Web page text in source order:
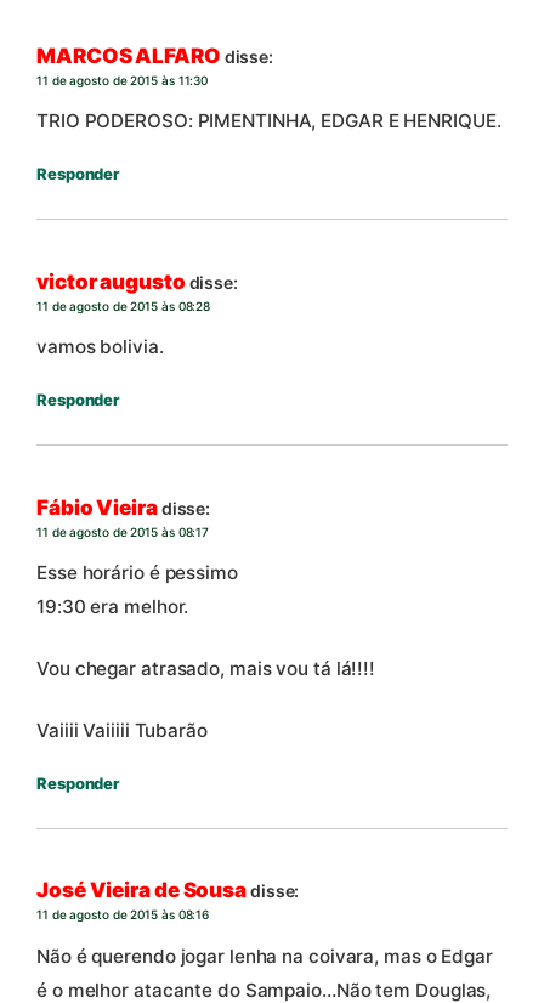
MARCOS ALFARO disse:
11 de agosto de 2015 às 11:30
TRIO PODEROSO: PIMENTINHA, EDGAR E HENRIQUE.
Responder
victor augusto disse:
11 de agosto de 2015 às 08:28
vamos bolivia.
Responder
Fábio Vieiradisse:
11 de agosto de 2015 às 08:17
Esse horário é pessimo
19:30 era melhor.
Vou chegar atrasado, mais vou tá lá!!!!
Vaiiii Vaiiiii Tubarão
Responder
José Vieira de Sousadisse:
11 de agosto de 2015 às 08:16
Não é querendo jogar lenha na coivara, mas o Edgar
é o melhor atacante do Sampaio…Não tem Douglas,